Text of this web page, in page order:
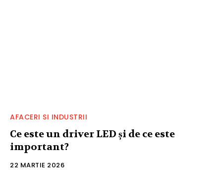
AFACERI SI INDUSTRII
Ce este un driver LED și de ce este
important?
22 MARTIE 2026